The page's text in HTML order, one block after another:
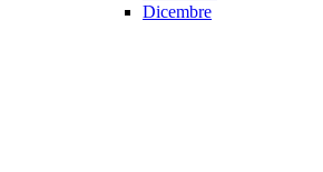
Dicembre